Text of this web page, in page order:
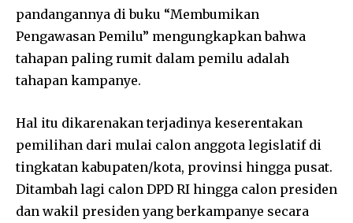
pandangannya di buku “Membumikan
Pengawasan Pemilu” mengungkapkan bahwa
tahapan paling rumit dalam pemilu adalah
tahapan kampanye.
Hal itu dikarenakan terjadinya keserentakan
pemilihan dari mulai calon anggota legislatif di
tingkatan kabupaten/kota, provinsi hingga pusat.
Ditambah lagi calon DPD RI hingga calon presiden
dan wakil presiden yang berkampanye secara